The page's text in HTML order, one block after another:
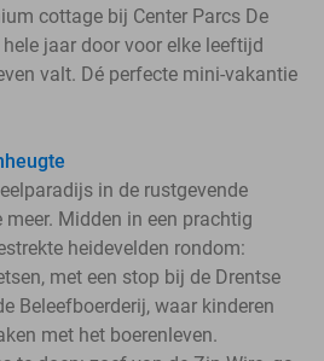
cottage bij Center Parcs De
jaar door voor elke leeftijd
valt. Dé perfecte mini-vakantie
in de rustgevende
Midden in een prachtig
heidevelden rondom:
met een stop bij de Drentse
Beleefboerderij, waar kinderen
met het boerenleven.